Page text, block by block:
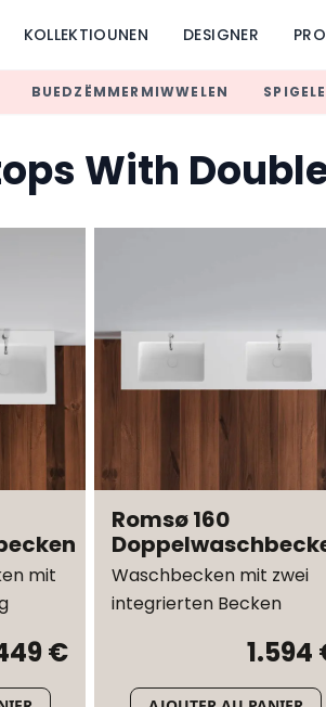
KOLLEKTIOUNEN DESIGNER
BUEDZËMMERMIWWELEN
With
mit
€
Romsø 160
Waschbecken mit zwei
integrierten Becken
1.594